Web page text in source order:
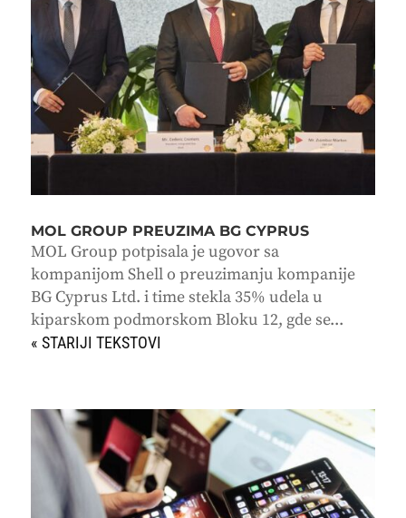
MOL GROUP PREUZIMA BG CYPRUS
MOL Group potpisala je ugovor sa
kompanijom Shell o preuzimanju kompanije
BG Cyprus Ltd. i time stekla 35% udela u
kiparskom podmorskom Bloku 12, gde se...
« STARIJI UNOSI